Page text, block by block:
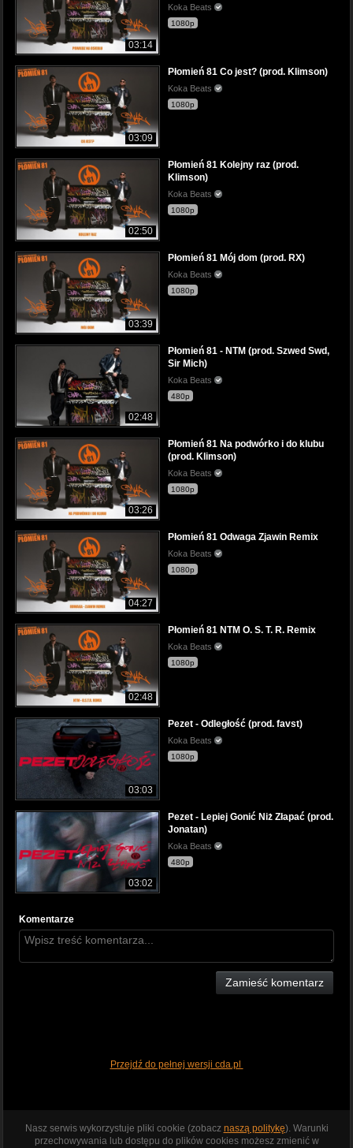
03:14
Koka Beats
1080p
03:09
Płomień 81 Co jest? (prod. Klimson)
Koka Beats
1080p
02:50
Płomień 81 Kolejny raz (prod.
Klimson)
Koka Beats
1080p
03:39
Płomień 81 Mój dom (prod. RX)
Koka Beats
1080p
02:48
Płomień 81 - NTM (prod. Szwed Swd,
Sir Mich)
Koka Beats
480p
03:26
Płomień 81 Na podwórko i do klubu
(prod. Klimson)
Koka Beats
1080p
04:27
Płomień 81 Odwaga Zjawin Remix
Koka Beats
1080p
02:48
Płomień 81 NTM O. S. T. R. Remix
Koka Beats
1080p
03:03
Pezet - Odległość (prod. favst)
Koka Beats
1080p
03:02
Pezet - Lepiej Gonić Niż Złapać (prod.
Jonatan)
Koka Beats
480p
Komentarze
Zamieść komentarz
Przejdź do pełnej wersji cda.pl
Nasz serwis wykorzystuje pliki cookie (zobacz naszą politykę). Warunki
przechowywania lub dostępu do plików cookies możesz zmienić w